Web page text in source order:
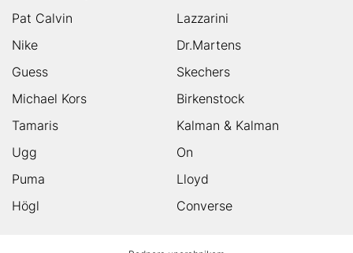
Pat Calvin
Lazzarini
Nike
Dr.Martens
Guess
Skechers
Michael Kors
Birkenstock
Tamaris
Kalman & Kalman
Ugg
On
Puma
Lloyd
Högl
Converse